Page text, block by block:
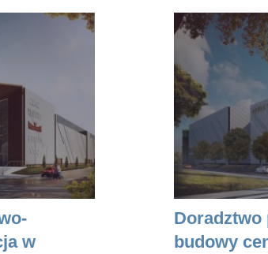
w
Doradztwo
budowy